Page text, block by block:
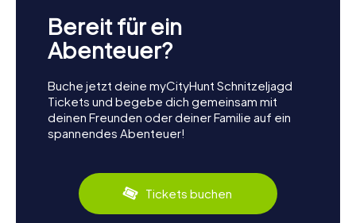
Bereit für ein
Abenteuer?
Buche jetzt deine myCityHunt Schnitzeljagd
Tickets und begebe dich gemeinsam mit
deinen Freunden oder deiner Familie auf ein
spannendes Abenteuer!
Tickets buchen